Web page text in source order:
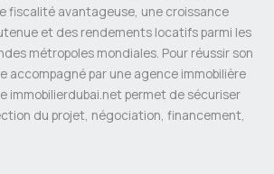
fiscalité avantageuse, une croissance
et des rendements locatifs parmi les
métropoles mondiales. Pour réussir son
accompagné par une agence immobilière
immobilierdubai.net permet de sécuriser
du projet, négociation, financement,